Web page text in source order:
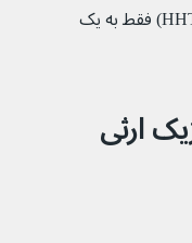
برای ایجاد تلانژکتازی هموراژیک ارثی (HHT) فقط به یک
ارثی